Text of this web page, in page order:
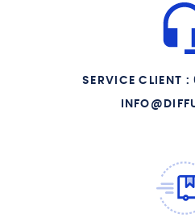
SERVICE CLIENT